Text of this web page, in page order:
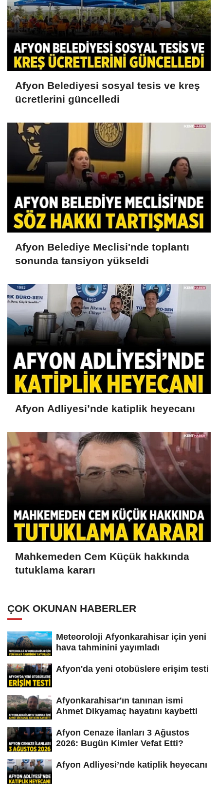
Afyon Belediyesi sosyal tesis ve kreş
ücretlerini güncelledi
Afyon Belediye Meclisi'nde toplantı
sonunda tansiyon yükseldi
Afyon Adliyesi’nde katiplik heyecanı
Mahkemeden Cem Küçük hakkında
tutuklama kararı
ÇOK OKUNAN HABERLER
Meteoroloji Afyonkarahisar için yeni
hava tahminini yayımladı
Afyon'da yeni otobüslere erişim testi
Afyonkarahisar'ın tanınan ismi
Ahmet Dikyamaç hayatını kaybetti
Afyon Cenaze İlanları 3 Ağustos
2026: Bugün Kimler Vefat Etti?
Afyon Adliyesi’nde katiplik heyecanı